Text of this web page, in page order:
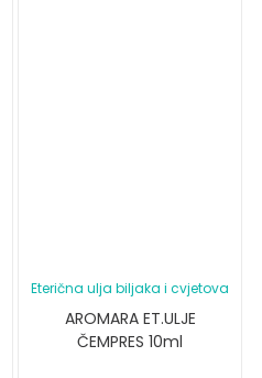
Eterična ulja biljaka i cvjetova
AROMARA ET.ULJE
ČEMPRES 10ml